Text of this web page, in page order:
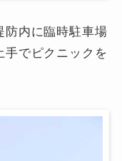
防内に臨時駐車場
手でピクニックを